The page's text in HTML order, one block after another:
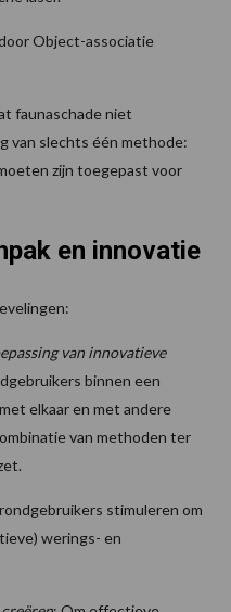
Object-associatie
faunaschade niet
van slechts één methode:
zijn toegepast voor
en innovatie
van innovatieve
binnen een
elkaar en met andere
van methoden ter
stimuleren om
werings- en